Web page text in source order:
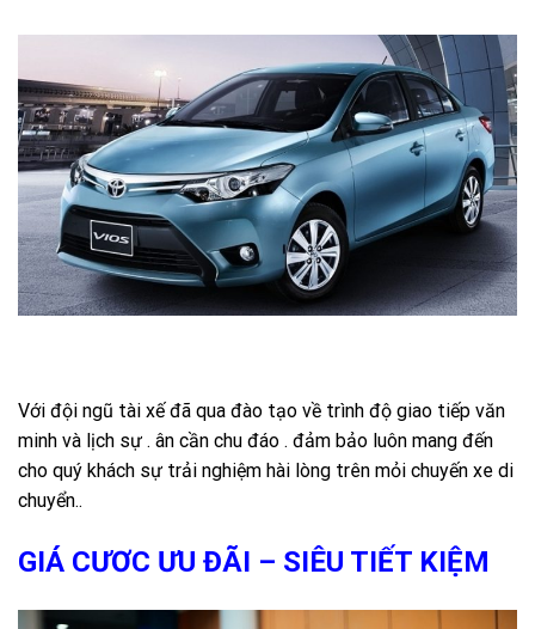
Với đội ngũ tài xế đã qua đào tạo về trình độ giao tiếp văn
minh và lịch sự . ân cần chu đáo . đảm bảo luôn mang đến
cho quý khách sự trải nghiệm hài lòng trên mỏi chuyến xe di
chuyển..
GIÁ CƯƠC ƯU ĐÃI – SIÊU TIẾT KIỆM